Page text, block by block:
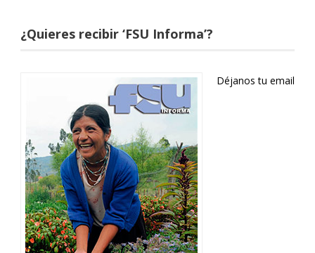
¿Quieres recibir ‘FSU Informa’?
Déjanos tu email